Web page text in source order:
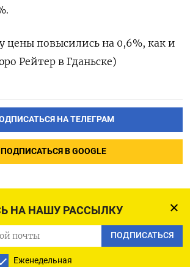
НА НАШУ РАССЫЛКУ
ПОДПИСАТЬСЯ
Еженедельная
цены повысились на 0,6%, как и
Рейтер в Гданьске)
НА ТЕЛЕГРАМ
ПОДПИСАТЬСЯ В GOOGLE